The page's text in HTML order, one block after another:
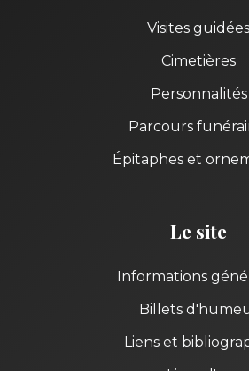
Visites guidées
Cimetières
Personnalités
Parcours
Épitaphes et
Le site
Informations
Billets
Liens et